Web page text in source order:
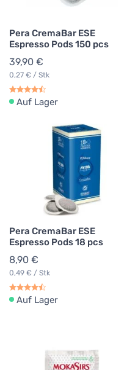
Pera CremaBar ESE
Espresso Pods 150 pcs
39,90 €
0,27 € / Stk
Auf Lager
Pera CremaBar ESE
Espresso Pods 18 pcs
8,90 €
0,49 € / Stk
Auf Lager